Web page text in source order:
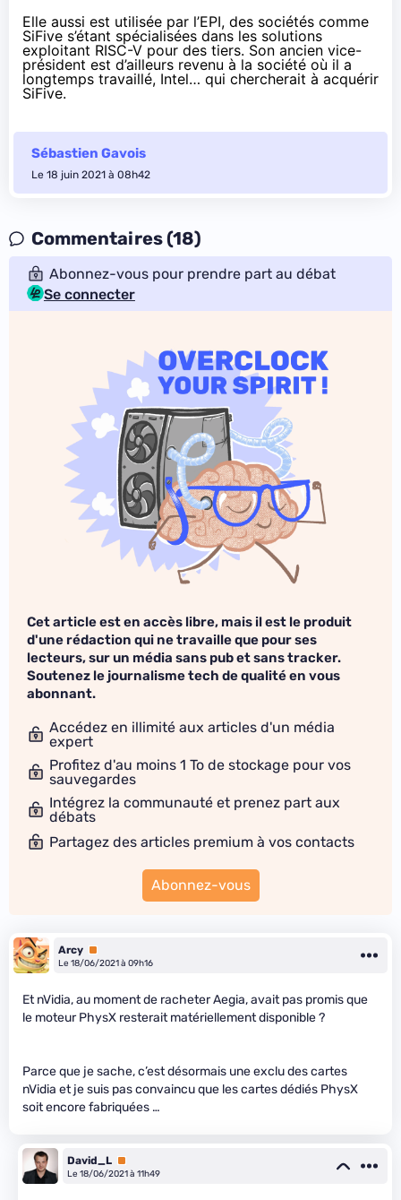
Elle aussi est utilisée par l’EPI, des sociétés comme
SiFive s’étant spécialisées dans les solutions
exploitant RISC-V pour des tiers. Son ancien vice-
président est d’ailleurs revenu à la société où il a
longtemps travaillé, Intel… qui chercherait à acquérir
SiFive.
Sébastien Gavois
Le 18 juin 2021 à 08h42
Commentaires (18)
Abonnez-vous pour prendre part au débat
Se connecter
Cet article est en accès libre, mais il est le produit
d'une rédaction qui ne travaille que pour ses
lecteurs, sur un média sans pub et sans tracker.
Soutenez le journalisme tech de qualité en vous
abonnant.
Accédez en illimité aux articles d'un média
expert
Profitez d'au moins 1 To de stockage pour vos
sauvegardes
Intégrez la communauté et prenez part aux
débats
Partagez des articles premium à vos contacts
Abonnez-vous
Arcy Premium
Le 18/06/2021 à 09h16
Et nVidia, au moment de racheter Aegia, avait pas promis que
le moteur PhysX resterait matériellement disponible ?
Parce que je sache, c’est désormais une exclu des cartes
nVidia et je suis pas convaincu que les cartes dédiés PhysX
soit encore fabriquées …
David_L Premium
Le 18/06/2021 à 11h49